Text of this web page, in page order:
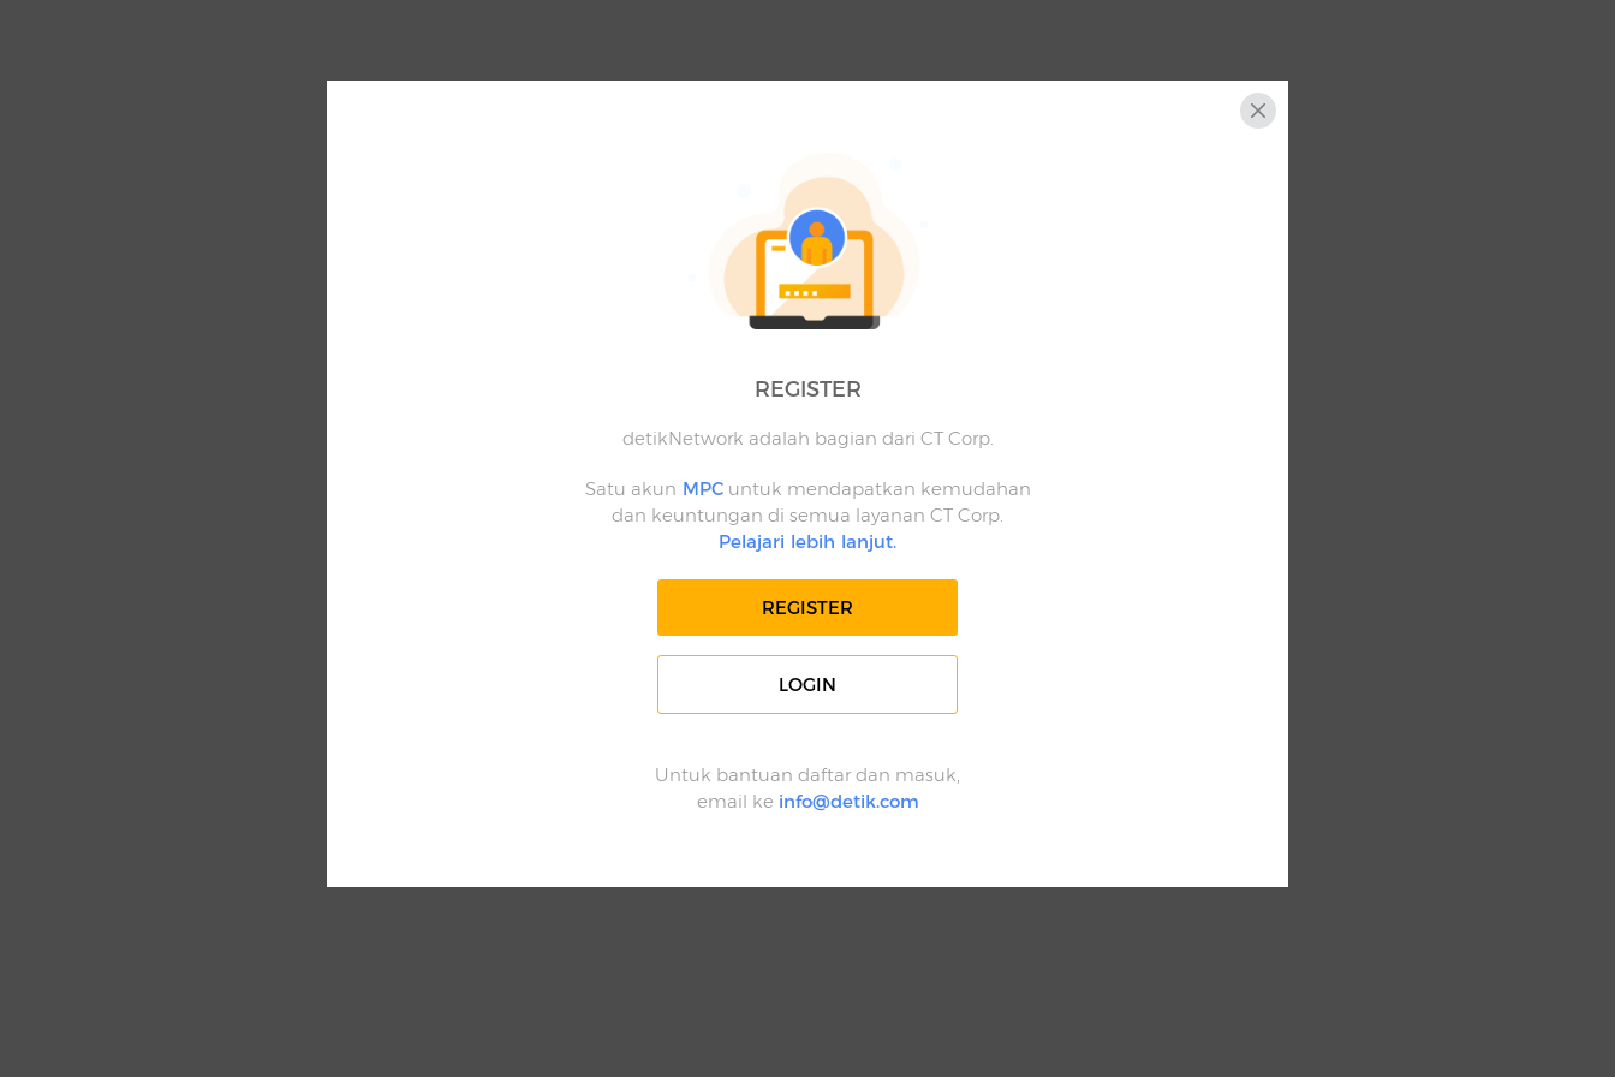
REGISTER
detikNetwork adalah bagian dari CT Corp.
Satu akun MPCuntuk mendapatkan kemudahan
dan keuntungan di semua layanan CT Corp.
Pelajari lebih lanjut.
REGISTER
LOGIN
Untuk bantuan daftar dan masuk,
email ke info@detik.com